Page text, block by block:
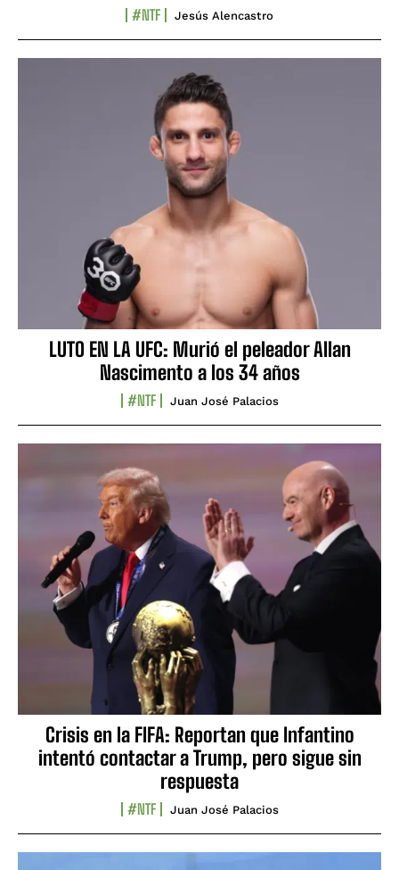
#NTF Jesús Alencastro
LUTO EN LA UFC: Murió el peleador Allan
Nascimento a los 34 años
#NTF Juan José Palacios
Crisis en la FIFA: Reportan que Infantino
intentó contactar a Trump, pero sigue sin
respuesta
#NTF Juan José Palacios